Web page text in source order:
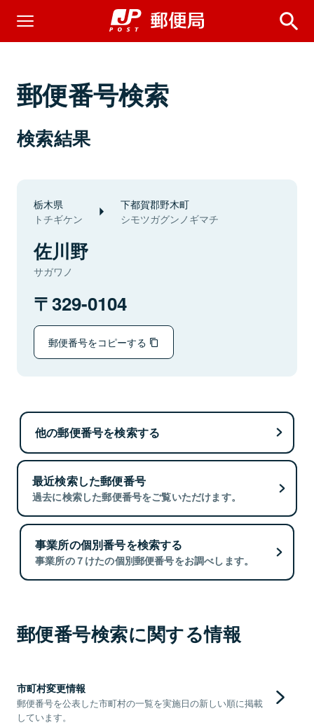
郵便番号検索
検索結果
栃木県
トチギケン
下都賀郡野木町
シモツガグンノギマチ
佐川野
サガワノ
329-0104
郵便番号をコピーする
他の郵便番号を検索する
最近検索した郵便番号
過去に検索した郵便番号をご覧いただけます。
事業所の個別番号を検索する
事業所の７けたの個別郵便番号をお調べします。
郵便番号検索に関する情報
市町村変更情報
郵便番号を公表した市町村の一覧を実施日の新しい順に掲載
しています。